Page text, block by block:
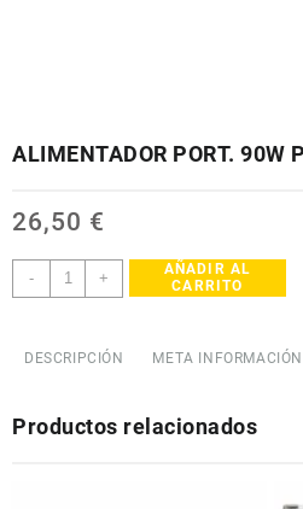
ALIMENTADOR PORT. 90W
26,50 €
-
ALIMENTADOR
PORT.
PHOENIX
+
AÑADIR AL
CARRITO
DESCRIPCIÓN META INFORMACIÓN
Productos relacionados